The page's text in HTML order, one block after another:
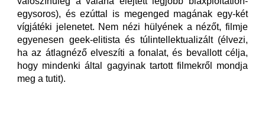
egysoros), és ezúttal is megenged magának egy-két
vígjátéki jelenetet. Nem nézi hülyének a nézőt, filmje
egyenesen geek-elitista és túlintellektualizált (élvezi,
ha az átlagnéző elveszíti a fonalat, és bevallott célja,
hogy mindenki által gagyinak tartott filmekről mondja
meg a tutit).